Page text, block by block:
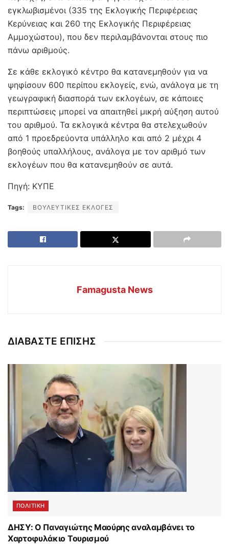
εγκλωβισμένοι (335 της Εκλογικής Περιφέρειας
Κερύνειας και 260 της Εκλογικής Περιφέρειας
Αμμοχώστου), που δεν περιλαμβάνονται στους πιο
πάνω αριθμούς.
Σε κάθε εκλογικό κέντρο θα κατανεμηθούν για να
ψηφίσουν 600 περίπου εκλογείς, ενώ, ανάλογα με τη
γεωγραφική διασπορά των εκλογέων, σε κάποιες
περιπτώσεις μπορεί να απαιτηθεί μικρή αύξηση αυτού
του αριθμού. Τα εκλογικά κέντρα θα στελεχωθούν
από 1 προεδρεύοντα υπάλληλο και από 2 μέχρι 4
βοηθούς υπαλλήλους, ανάλογα με τον αριθμό των
εκλογέων που θα κατανεμηθούν σε αυτά.
Πηγή: ΚΥΠΕ
Tags: ΒΟΥΛΕΥΤΙΚΕΣ ΕΚΛΟΓΕΣ
Famagusta News
ΔΙΑΒΑΣΤΕ ΕΠΙΣΗΣ
ΠΟΛΙΤΙΚΗ
ΔΗΣΥ: Ο Παναγιώτης Μαούρης αναλαμβάνει το
Χαρτοφυλάκιο Τουρισμού